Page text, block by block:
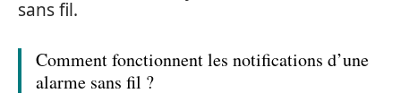
sans fil.
Comment fonctionnent les notifications d’une
alarme sans fil ?